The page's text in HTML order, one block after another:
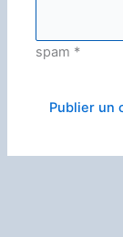
spam *